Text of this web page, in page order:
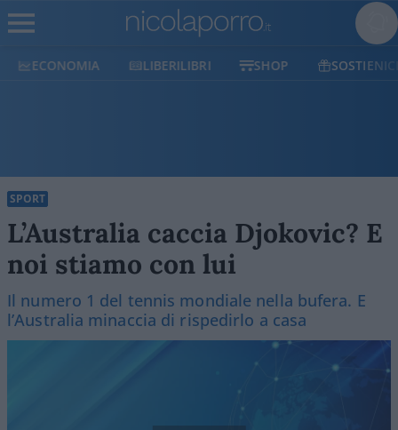
ECONOMIA LIBERILIBRI SHOP SOSTIENICI
SPORT
L’Australia caccia Djokovic? E
noi stiamo con lui
Il numero 1 del tennis mondiale nella bufera. E
l’Australia minaccia di rispedirlo a casa